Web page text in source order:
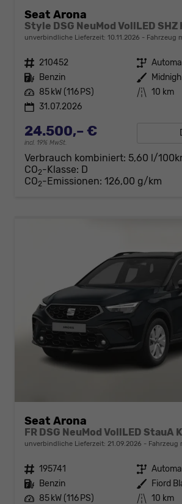
Seat Arona
unverbindliche Lieferzeit: 10.11.2026 Fahrzeug
Fahrzeugnr. 210452 Getriebe
Kraftstoff Benzin Außenfarbe
Leistung 85 kW (116 PS) Kilometerstand 10 km
31.07.2026
24.500,– €
incl. 19% MwSt.
Verbrauch kombiniert: 5,60 l/
CO2-Klasse: D
CO2-Emissionen: 126,00 g/km
Seat Arona
FR DSG NeuMod VollLED StauA
unverbindliche Lieferzeit: 21.09.2026 Fahrzeug
Fahrzeugnr. 195741 Getriebe
Kraftstoff Benzin Außenfarbe
Leistung 85 kW (116 PS) Kilometerstand 10 km